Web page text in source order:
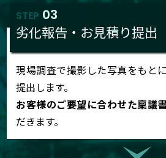
STEP 03
劣化報告・お見積り提出
現場調査で撮影した写真をもと
提出します。
お客様のご要望に合わせた稟議
だきます。